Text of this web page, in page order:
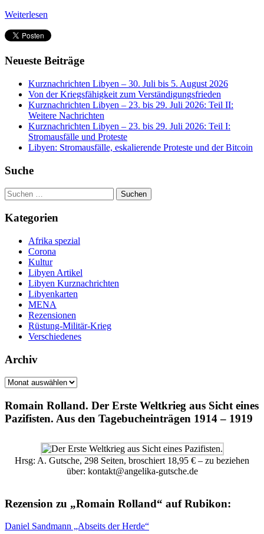
Weiterlesen
Neueste Beiträge
Kurznachrichten Libyen – 30. Juli bis 5. August 2026
Von der Kriegsfähigkeit zum Verständigungsfrieden
Kurznachrichten Libyen – 23. bis 29. Juli 2026: Teil II:
Weitere Nachrichten
Kurznachrichten Libyen – 23. bis 29. Juli 2026: Teil I:
Stromausfälle und Proteste
Libyen: Stromausfälle, eskalierende Proteste und der Bitcoin
Suche
Suchen
nach:
Kategorien
Afrika spezial
Corona
Kultur
Libyen Artikel
Libyen Kurznachrichten
Libyenkarten
MENA
Rezensionen
Rüstung-Militär-Krieg
Verschiedenes
Archiv
Archiv
Romain Rolland. Der Erste Weltkrieg aus Sicht eines
Pazifisten. Aus den Tagebucheinträgen 1914 – 1919
Hrsg: A. Gutsche, 298 Seiten, broschiert 18,95 € – zu beziehen
über: kontakt@angelika-gutsche.de
Rezension zu „Romain Rolland“ auf Rubikon:
Daniel Sandmann „Abseits der Herde“